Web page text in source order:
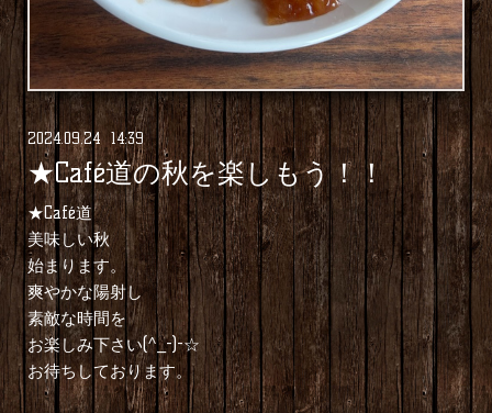
2024.09.24 14:39
★Café道の秋を楽しもう！！
★Café道
美味しい秋
始まります。
爽やかな陽射し
素敵な時間を
お楽しみ下さい(^_-)-☆
お待ちしております。